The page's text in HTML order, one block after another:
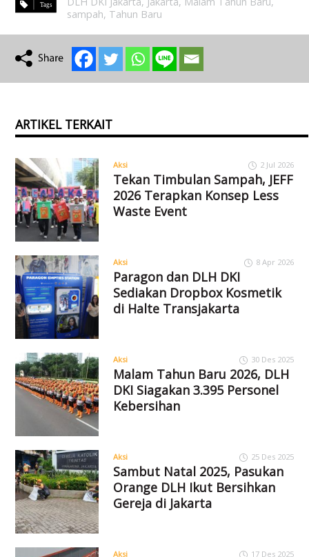
sampah, Tahun Baru
ARTIKEL TERKAIT
Aksi 2 Jul 2026
Tekan Timbulan Sampah, JEFF
2026 Terapkan Konsep Less
Waste Event
Aksi 8 Apr 2026
Paragon dan DLH DKI
Sediakan Dropbox Kosmetik
di Halte Transjakarta
Aksi 30 Des 2025
Malam Tahun Baru 2026, DLH
DKI Siagakan 3.395 Personel
Kebersihan
Aksi 25 Des 2025
Sambut Natal 2025, Pasukan
Orange DLH Ikut Bersihkan
Gereja di Jakarta
Aksi 17 Des 2025